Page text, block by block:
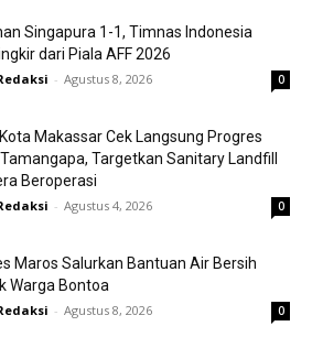
Singapura 1-1, Timnas Indonesia
dari Piala AFF 2026
- Agustus 8, 2026 0
Makassar Cek Langsung Progres
Targetkan Sanitary Landfill
Beroperasi
- Agustus 4, 2026 0
Maros Salurkan Bantuan Air Bersih
Warga Bontoa
- Agustus 8, 2026 0